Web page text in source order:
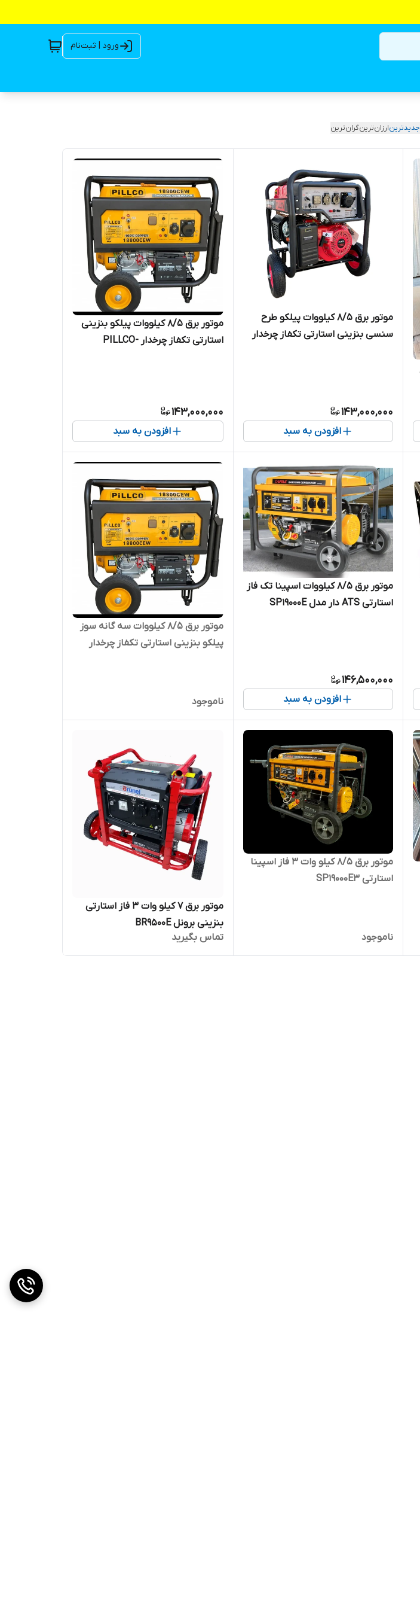
ورود | ثبت‌نام
جدیدترینارزان‌ترینگران‌ترین
موتور برق 8/5 کیلووات پیلکو طرح
سنسی بنزینی استارتی تکفاز چرخدار
143,000,000
افزودن به سبد
موتور برق 8/5 کیلووات پیلکو بنزینی
استارتی تکفاز چرخدار PILLCO-
143,000,000
افزودن به سبد
موتور برق ۸/۵ کیلووات اسپینا تک فاز
استارتی ATS دار مدل SP1۹۰۰۰E
146,500,000
افزودن به سبد
موتور برق 8/5 کیلووات سه گانه سوز
پیلکو بنزینی استارتی تکفاز چرخدار
ناموجود
موتور برق ۸/۵ کیلو وات ۳ فاز اسپینا
استارتی SP1۹۰۰۰E3
ناموجود
موتور برق ۷ کیلو وات ۳ فاز استارتی
بنزینی برونل BR9500E
تماس بگیرید